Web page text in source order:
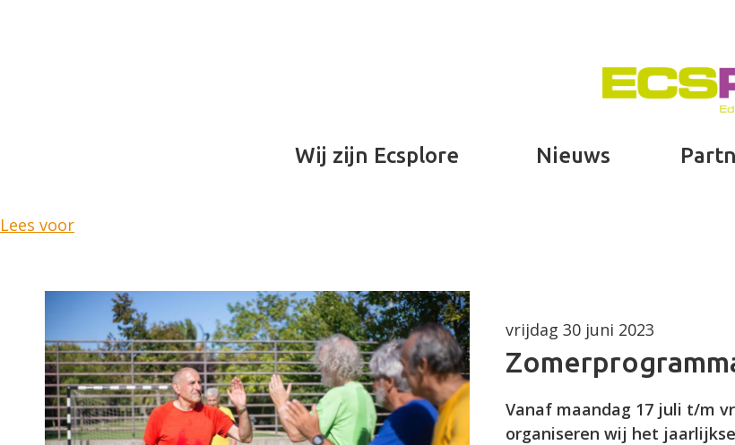
Wij zijn Ecsplore Nieuws
Lees voor
vrijdag 30 juni 2023
Vanaf maandag 17 juli t/m
organiseren wij het